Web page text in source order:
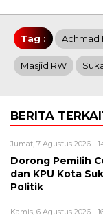
Tag : Achmad
Masjid RW
BERITA
Jumat, 7 Agustus 2026 -
Dorong Pemilih
dan KPU Kota
Politik
Kamis, 6 Agustus 2026 -